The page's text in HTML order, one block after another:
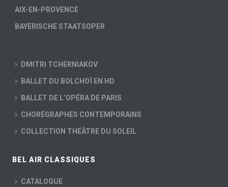
AIX-EN-PROVENCE
BAYERISCHE STAATSOPER
DMITRI TCHERNIAKOV
BALLET DU BOLCHOÏ EN HD
BALLET DE L’OPÉRA DE PARIS
CHORÉGRAPHES CONTEMPORAINS
COLLECTION THÉÂTRE DU SOLEIL
BEL AIR CLASSIQUES
CATALOGUE